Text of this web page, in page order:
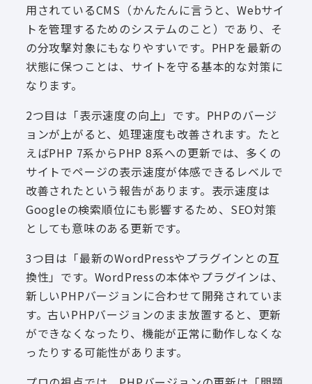
用されているCMS（かんたんに言うと、Webサイ
トを管理するためのシステムのこと）であり、そ
の分攻撃対象にもなりやすいです。PHPを最新の
状態に保つことは、サイトを守る基本的な対策に
なります。
2つ目は「表示速度の向上」です。PHPのバージ
ョンが上がると、処理速度も改善されます。たと
えばPHP 7系からPHP 8系への更新では、多くの
サイトでページの表示速度が体感できるレベルで
改善されたという報告があります。表示速度は
Googleの検索順位にも影響するため、SEO対策
としても意味のある更新です。
3つ目は「最新のWordPressやプラグインとの互
換性」です。WordPressの本体やプラグインは、
新しいPHPバージョンに合わせて開発されていま
す。古いPHPバージョンのまま放置すると、更新
ができなくなったり、機能が正常に動作しなくな
ったりする可能性があります。